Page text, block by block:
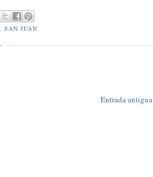
,SAN JUAN
Entrada antigua